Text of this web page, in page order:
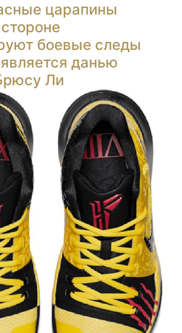
царапины
боевые следы
является данью
Ли